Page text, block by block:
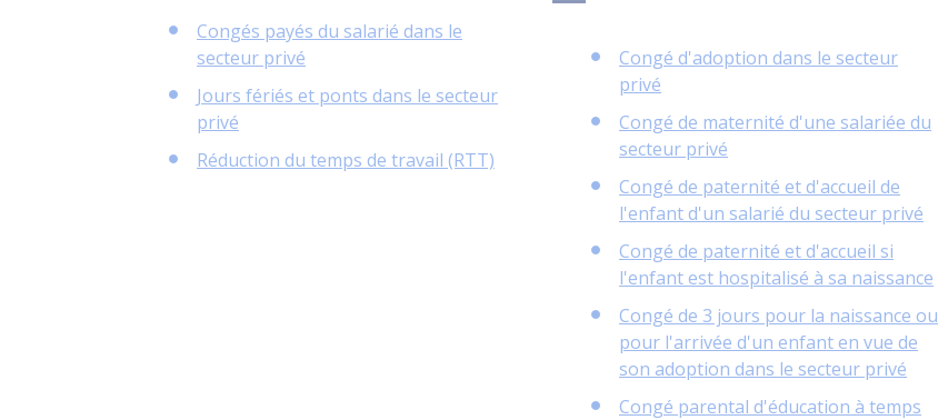
Congés payés du salarié dans le
secteur privé
Jours fériés et ponts dans le secteur
privé
Réduction du temps de travail (RTT)
Congé d'adoption dans le secteur
privé
Congé de maternité d'une salariée du
secteur privé
Congé de paternité et d'accueil de
l'enfant d'un salarié du secteur privé
Congé de paternité et d'accueil si
l'enfant est hospitalisé à sa naissance
Congé de 3 jours pour la naissance ou
pour l'arrivée d'un enfant en vue de
son adoption dans le secteur privé
Congé parental d'éducation à temps